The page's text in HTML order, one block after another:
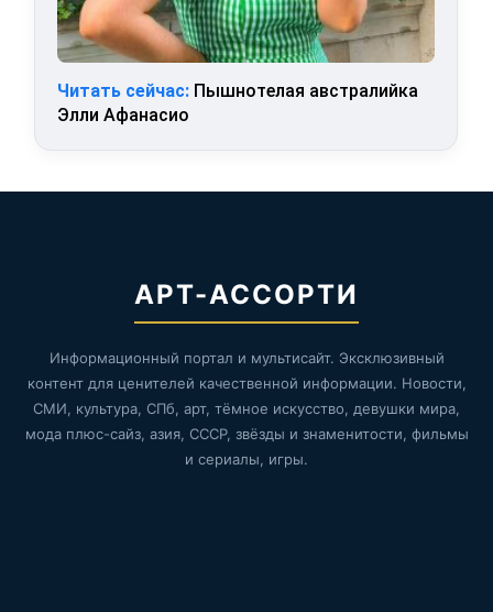
Читать сейчас: Пышнотелая австралийка
Элли Афанасио
АРТ-АССОРТИ
Информационный портал и мультисайт. Эксклюзивный
контент для ценителей качественной информации. Новости,
СМИ, культура, СПб, арт, тёмное искусство, девушки мира,
мода плюс-сайз, азия, СССР, звёзды и знаменитости, фильмы
и сериалы, игры.